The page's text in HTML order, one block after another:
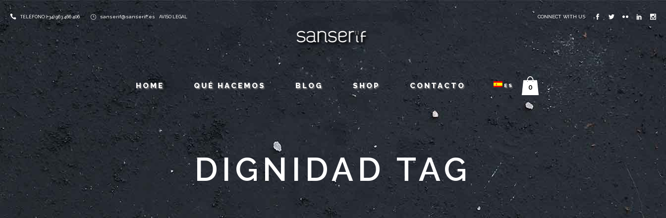
TELÉFONO: (+34) 963 466 406 sanserif@sanserif.es AVISO LEGAL CONNECT WITH US
HOME QUÉ HACEMOS BLOG SHOP CONTACTO ES 0
DIGNIDAD TAG